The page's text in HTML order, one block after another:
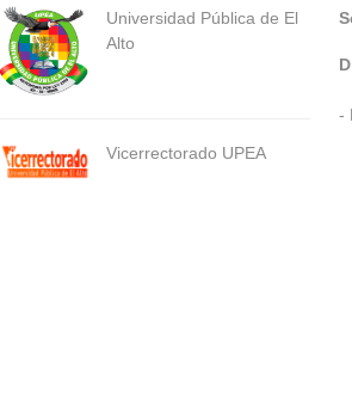
Universidad Pública de El
Alto
Vicerrectorado UPEA
-